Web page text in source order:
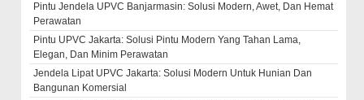
Pintu Jendela UPVC Banjarmasin: Solusi Modern, Awet, Dan Hemat
Perawatan
Pintu UPVC Jakarta: Solusi Pintu Modern Yang Tahan Lama,
Elegan, Dan Minim Perawatan
Jendela Lipat UPVC Jakarta: Solusi Modern Untuk Hunian Dan
Bangunan Komersial